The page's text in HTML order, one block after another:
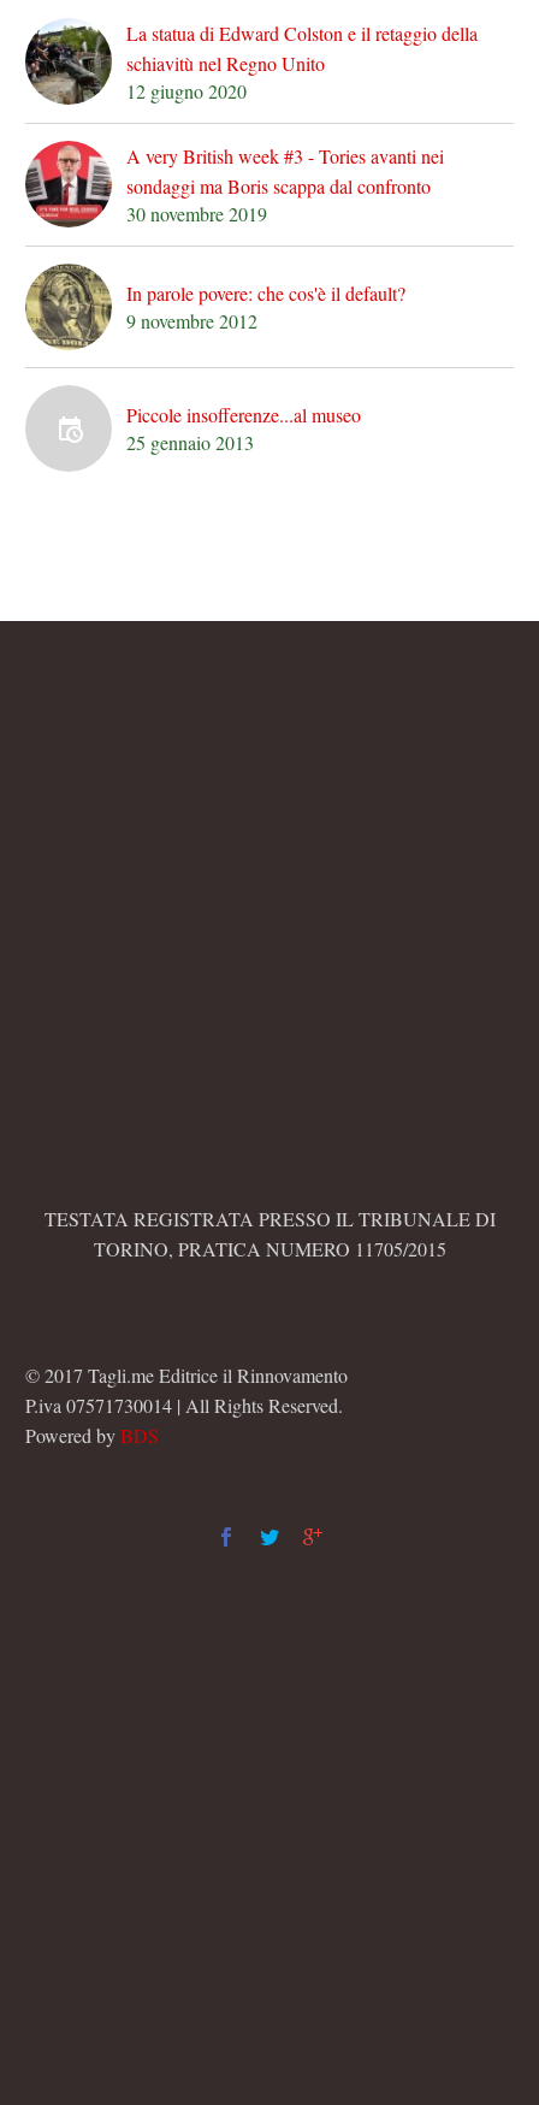
La statua di Edward Colston e il retaggio della
schiavitù nel Regno Unito
12 giugno 2020
A very British week #3 - Tories avanti nei
sondaggi ma Boris scappa dal confronto
30 novembre 2019
In parole povere: che cos'è il default?
9 novembre 2012
Piccole insofferenze...al museo
25 gennaio 2013
TESTATA REGISTRATA PRESSO IL TRIBUNALE DI
TORINO, PRATICA NUMERO 11705/2015
© 2017 Tagli.me Editrice il Rinnovamento
P.iva 07571730014 | All Rights Reserved.
Powered byBDS